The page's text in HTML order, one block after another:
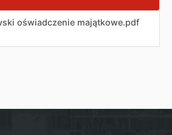
oświadczenie majątkowe.pdf